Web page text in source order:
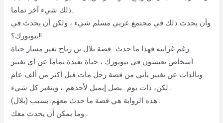
ذلك شيء آخر تماما..
وأن يحدث ذلك في مجتمع عربي مسلم شيء ، ولكن أن يحدث في
نيويورك؟!!
رغم غرابته فهذا ما حدث…قصة بلال بن رباح تغير مسار حياة
أشخاص يعيشون في نيويورك ، حياة بعيدة تماما عن أي تغيير
وبالذات عن تغيير يأتي من قصة رجل مات قبل أكثر من ألف عام.
لكن، ذات يوم ..يصل إيميل لأحدهم..، ويتغير كل شيء…
هذه الرواية هي قصة ما حدث معهم..بسبب (بلال)..
وما يمكن أن يحدث معك…